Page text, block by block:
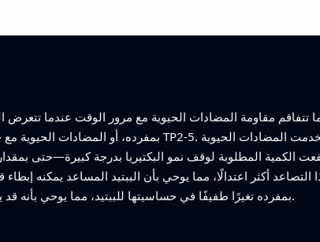
تتفاقم مقاومة المضادات الحيوية مع مرور الوقت عندما تتعرض
لـTP2‑5 بمفرده تغيرًا طفيفًا في حساسيتها للببتيد، مما يوحي بأنه قد يكون أصعب عليها تطوير دفاعات قوية ضد هذا النوع من الهجوم المستهدف للغشاء.